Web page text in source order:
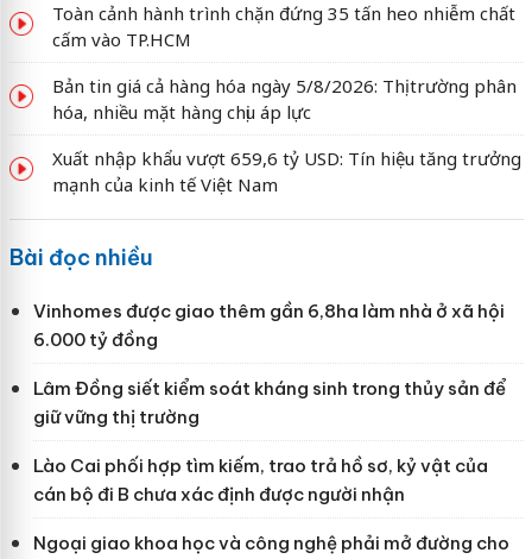
Toàn cảnh hành trình chặn đứng 35 tấn heo nhiễm chất
cấm vào TP.HCM
Bản tin giá cả hàng hóa ngày 5/8/2026: Thị trường phân
hóa, nhiều mặt hàng chịu áp lực
Xuất nhập khẩu vượt 659,6 tỷ USD: Tín hiệu tăng trưởng
mạnh của kinh tế Việt Nam
Bài đọc nhiều
Vinhomes được giao thêm gần 6,8ha làm nhà ở xã hội
6.000 tỷ đồng
Lâm Đồng siết kiểm soát kháng sinh trong thủy sản để
giữ vững thị trường
Lào Cai phối hợp tìm kiếm, trao trả hồ sơ, kỷ vật của
cán bộ đi B chưa xác định được người nhận
Ngoại giao khoa học và công nghệ phải mở đường cho